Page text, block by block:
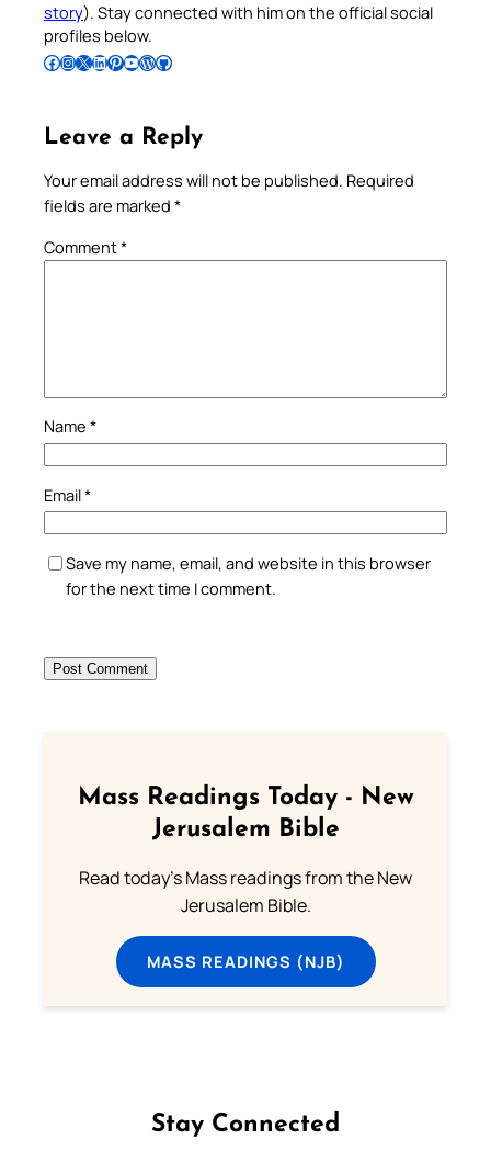
story). Stay connected with him on the official social
profiles below.
Follow Pradeep on Facebook Follow Pradeep on InstagramFollow Pradeep on X Follow Pradeep on LinkedIn Follow Pradeep on Pinterest Subscribe to Pradeep’s Youtube Channel Follow Pradeep on WordPress Follow Pradeep on GitHub
Leave a Reply
Your email address will not be published. Required
fields are marked *
Comment*
Name *
Email*
Save my name, email, and website in this browser
for the next time I comment.
Mass Readings Today - New
Jerusalem Bible
Read today's Mass readings from the New
Jerusalem Bible.
MASS READINGS (NJB)
Stay Connected